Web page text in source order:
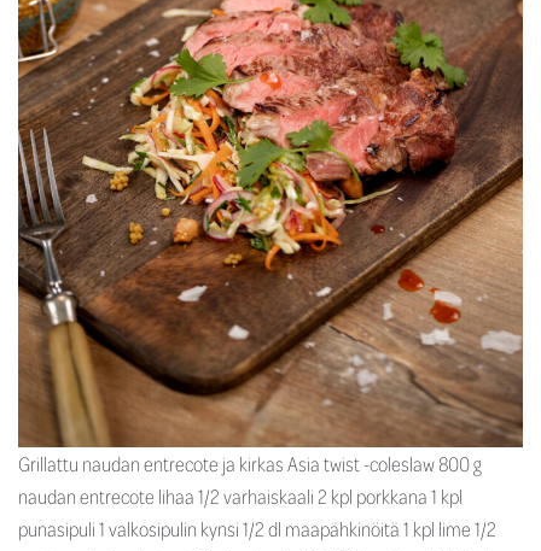
Grillattu naudan entrecote ja kirkas Asia twist -coleslaw 800 g
naudan entrecote lihaa 1/2 varhaiskaali 2 kpl porkkana 1 kpl
punasipuli 1 valkosipulin kynsi 1/2 dl maapähkinöitä 1 kpl lime 1/2